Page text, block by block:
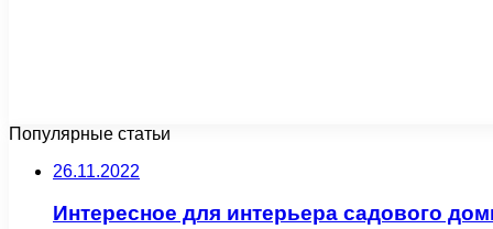
Популярные статьи
26.11.2022
Интересное для интерьера садового